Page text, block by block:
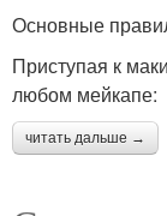
Основные
Приступая к
любом мейкапе:
читать дальше →